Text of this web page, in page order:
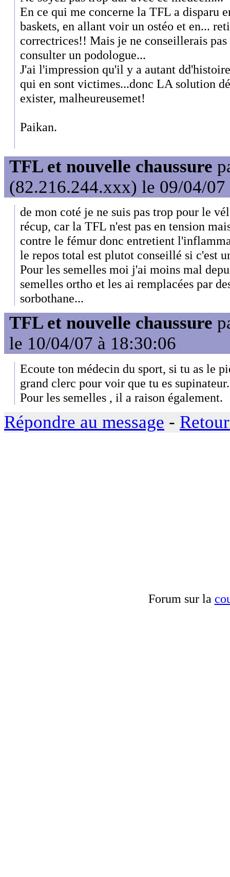
En ce qui me concerne la TFL a disparu
baskets, en allant voir un ostéo et en...
correctrices!! Mais je ne conseillerais pas
consulter un podologue...
J'ai l'impression qu'il y a autant
qui en sont victimes...donc LA solution
exister, malheureusemet!
Paikan.
TFL et nouvelle chaussure
(82.216.244.xxx) le 09/04/07
de mon coté je ne suis pas trop pour le
récup, car la TFL n'est pas en tension
contre le fémur donc entretient
le repos total est plutot conseillé si c'est
Pour les semelles moi j'ai moins mal
semelles ortho et les ai remplacées par
sorbothane...
TFL et nouvelle chaussure
le 10/04/07 à 18:30:06
Ecoute ton médecin du sport, si tu as le
grand clerc pour voir que tu es supinateur.
Pour les semelles , il a raison également.
Répondre au message -
Forum sur la